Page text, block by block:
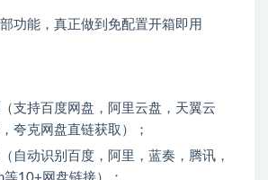
功能，真正做到免配置开箱即用
支持百度网盘，阿里云盘，天翼云
夸克网盘直链获取）；
自动识别百度，阿里，蓝奏，腾讯，